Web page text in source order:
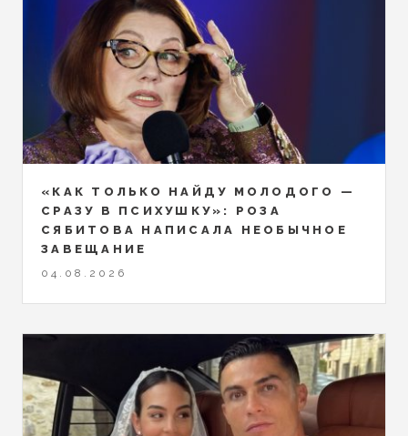
«КАК ТОЛЬКО НАЙДУ МОЛОДОГО —
СРАЗУ В ПСИХУШКУ»: РОЗА
СЯБИТОВА НАПИСАЛА НЕОБЫЧНОЕ
ЗАВЕЩАНИЕ
04.08.2026